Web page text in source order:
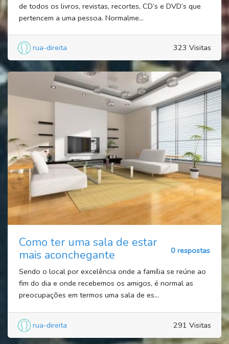
de todos os livros, revistas, recortes, CD’s e DVD’s que
pertencem a uma pessoa. Normalme...
rua-direita 323 Visitas
Como ter uma sala de estar
mais aconchegante
0 respostas
Sendo o local por excelência onde a família se reúne ao
fim do dia e onde recebemos os amigos, é normal as
preocupações em termos uma sala de es...
rua-direita 291 Visitas